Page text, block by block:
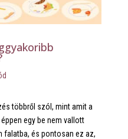
többről szól, mint amit a
egy be nem vallott
falatba, és pontosan ez az,